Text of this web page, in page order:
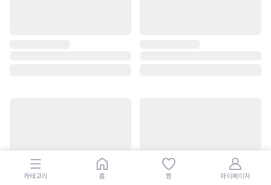
카테고리 홈 찜 마이페이지